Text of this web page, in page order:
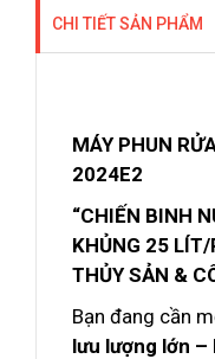
CHI TIẾT SẢN PHẨM
MÁY PHUN
2024E2
“CHIẾN BINH
KHỦNG 25 LÍT/
THỦY SẢN &
Bạn đang cần
lưu lượng lớn